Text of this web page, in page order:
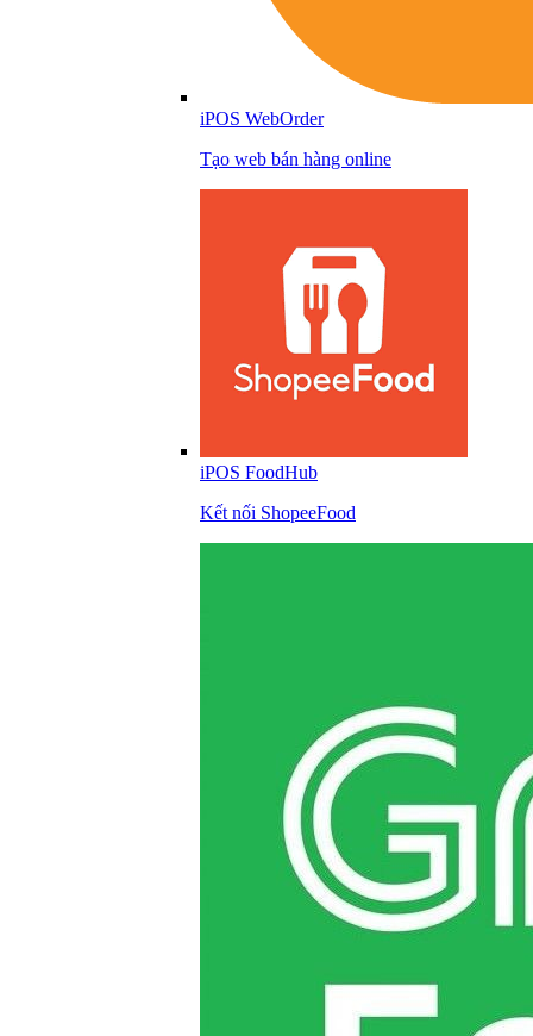
iPOS WebOrder
Tạo web bán hàng online
iPOS FoodHub
Kết nối ShopeeFood